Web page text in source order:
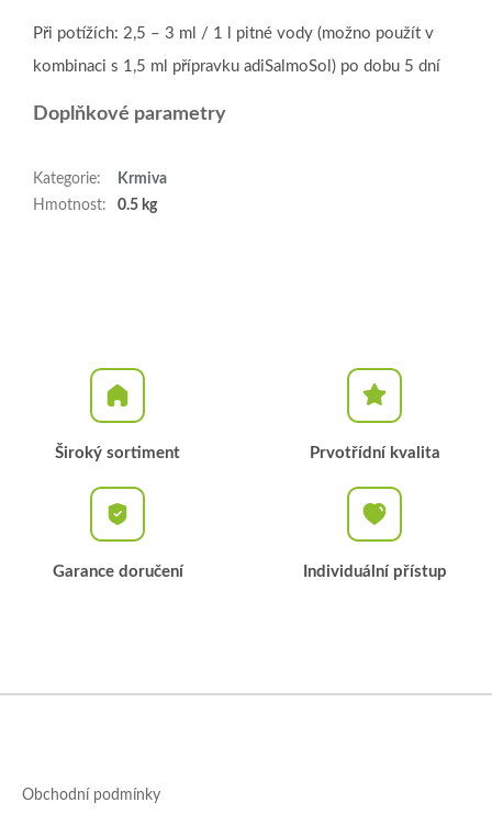
Při potížích: 2,5 – 3 ml / 1 l pitné vody (možno použít v
kombinaci s 1,5 ml přípravku adiSalmoSol) po dobu 5 dní
Doplňkové parametry
Kategorie:
Krmiva
Hmotnost: 0.5 kg
Široký sortiment Prvotřídní kvalita
Garance doručení Individuální přístup
Obchodní podmínky